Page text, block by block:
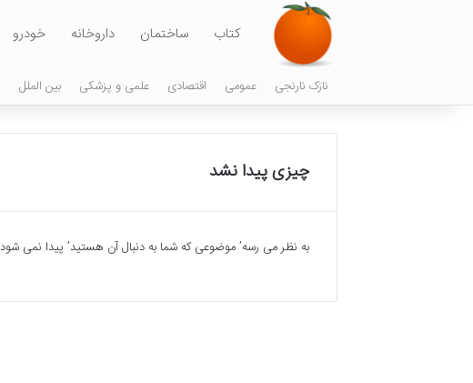
کتاب ساختمان داروخانه خودرو
نازک نارنجی عمومی اقتصادی علمی و پزشکی بین الملل
چیزی پیدا نشد
به نظر می رسه’ موضوعی که شما به دنبال آن هستید’ پیدا نمی